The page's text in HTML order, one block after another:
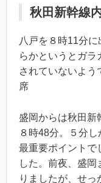
秋田新幹線
八戸を８時11分
らかというとガラ
されていないよう
席
盛岡からは秋田新
８時48分。５分
最重要ポイントで
した。前夜、盛
りましたが、せっ